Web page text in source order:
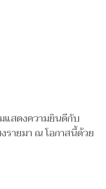
แสดงความยินดีกับ
รายมา ณ โอกาสนี้ด้วย